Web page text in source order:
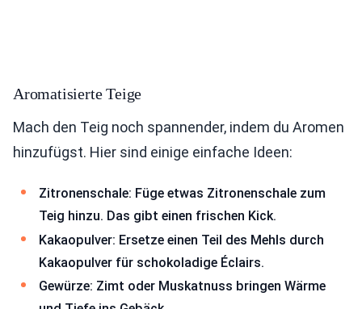
Aromatisierte Teige
Mach den Teig noch spannender, indem du Aromen
hinzufügst. Hier sind einige einfache Ideen:
Zitronenschale: Füge etwas Zitronenschale zum
Teig hinzu. Das gibt einen frischen Kick.
Kakaopulver: Ersetze einen Teil des Mehls durch
Kakaopulver für schokoladige Éclairs.
Gewürze: Zimt oder Muskatnuss bringen Wärme